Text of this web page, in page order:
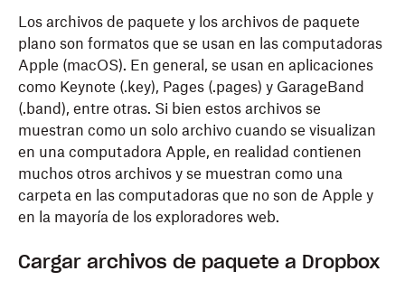
Los archivos de paquete y los archivos de paquete
plano son formatos que se usan en las computadoras
Apple (macOS). En general, se usan en aplicaciones
como Keynote (.key), Pages (.pages) y GarageBand
(.band), entre otras. Si bien estos archivos se
muestran como un solo archivo cuando se visualizan
en una computadora Apple, en realidad contienen
muchos otros archivos y se muestran como una
carpeta en las computadoras que no son de Apple y
en la mayoría de los exploradores web.
Cargar archivos de paquete a Dropbox